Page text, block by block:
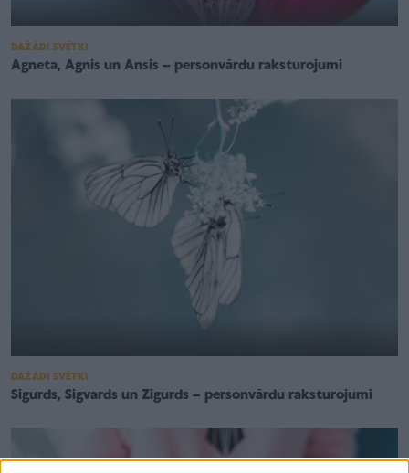
DAŽĀDI SVĒTKI
Agneta, Agnis un Ansis – personvārdu raksturojumi
DAŽĀDI SVĒTKI
Sigurds, Sigvards un Zigurds – personvārdu raksturojumi